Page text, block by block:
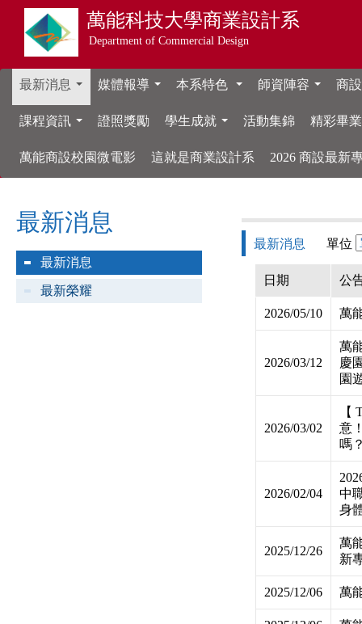
萬能科技大學商業設計系
Department of Commercial Design
最新消息 媒體報導 本系特色 師資陣容 商
課程資訊 證照獎勵 學生成就 活動集錦 精彩畢
萬能商設校園微電影 這就是商業設計系 2026 商設最新
最新消息
最新消息
最新榮耀
最新消息 單位
日期 公
2026/05/10 萬
2026/03/12
萬
慶
園
2026/03/02
【
意
嗎
2026/02/04
中
身
2025/12/26
萬
新
2025/12/06 萬